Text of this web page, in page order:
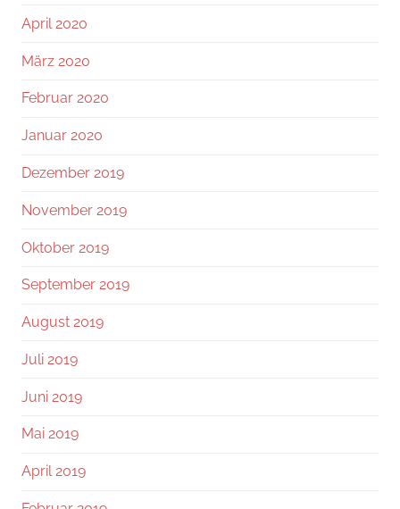
April 2020
März 2020
Februar 2020
Januar 2020
Dezember 2019
November 2019
Oktober 2019
September 2019
August 2019
Juli 2019
Juni 2019
Mai 2019
April 2019